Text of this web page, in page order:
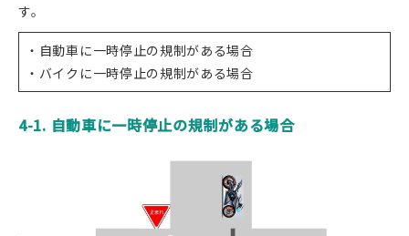
す。
・自動車に一時停止の規制がある場合
・バイクに一時停止の規制がある場合
4-1. 自動車に一時停止の規制がある場合